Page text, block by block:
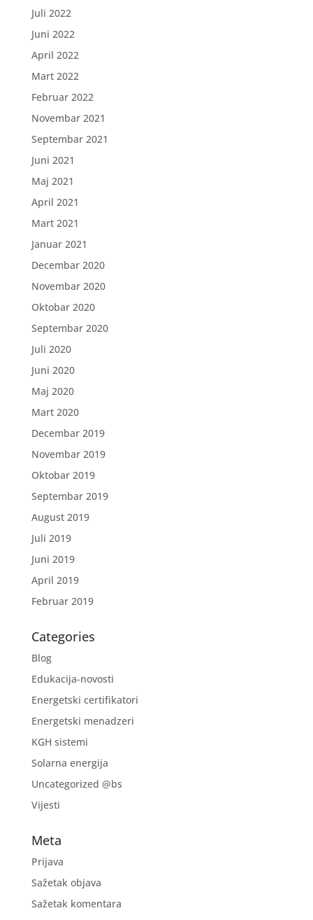
Juli 2022
Juni 2022
April 2022
Mart 2022
Februar 2022
Novembar 2021
Septembar 2021
Juni 2021
Maj 2021
April 2021
Mart 2021
Januar 2021
Decembar 2020
Novembar 2020
Oktobar 2020
Septembar 2020
Juli 2020
Juni 2020
Maj 2020
Mart 2020
Decembar 2019
Novembar 2019
Oktobar 2019
Septembar 2019
August 2019
Juli 2019
Juni 2019
April 2019
Februar 2019
Categories
Blog
Edukacija-novosti
Energetski certifikatori
Energetski menadzeri
KGH sistemi
Solarna energija
Uncategorized @bs
Vijesti
Meta
Prijava
Sažetak objava
Sažetak komentara